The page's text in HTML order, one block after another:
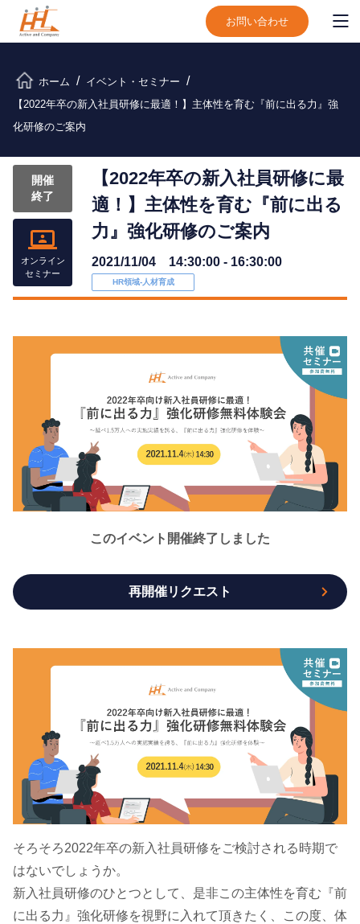
お問い合わせ
ホーム
イベント・セミナー
【2022年卒の新入社員研修に最適！】主体性を育む『前に出る力』強
化研修のご案内
開催
終了
オンライン
セミナー
【2022年卒の新入社員研修に最
適！】主体性を育む『前に出る
力』強化研修のご案内
2021/11/04 14:30:00 - 16:30:00
HR領域-⼈材育成
そろそろ2022年卒の新入社員研修をご検討される時期で
はないでしょうか。
新入社員研修のひとつとして、是非この主体性を育む『前
に出る力』強化研修を視野に入れて頂きたく、この度、体
このイベント開催終了しました
再開催リクエスト